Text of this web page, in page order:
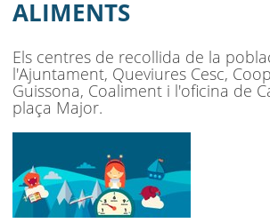
SEU ELECTRÒNICA
BELL-LLOC SOLUCIONA
ALIMENTS
Els centres de recollida de la
l'Ajuntament, Queviures Cesc,
Guissona, Coaliment i l'oficina de
plaça Major.